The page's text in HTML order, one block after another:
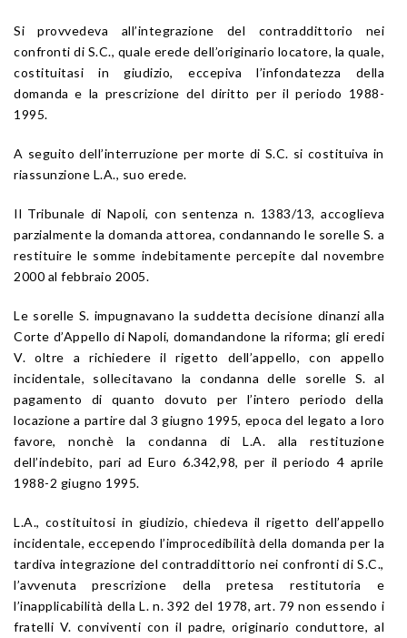
Si provvedeva all’integrazione del contraddittorio nei
confronti di S.C., quale erede dell’originario locatore, la quale,
costituitasi in giudizio, eccepiva l’infondatezza della
domanda e la prescrizione del diritto per il periodo 1988-
1995.
A seguito dell’interruzione per morte di S.C. si costituiva in
riassunzione L.A., suo erede.
Il Tribunale di Napoli, con sentenza n. 1383/13, accoglieva
parzialmente la domanda attorea, condannando le sorelle S. a
restituire le somme indebitamente percepite dal novembre
2000 al febbraio 2005.
Le sorelle S. impugnavano la suddetta decisione dinanzi alla
Corte d’Appello di Napoli, domandandone la riforma; gli eredi
V. oltre a richiedere il rigetto dell’appello, con appello
incidentale, sollecitavano la condanna delle sorelle S. al
pagamento di quanto dovuto per l’intero periodo della
locazione a partire dal 3 giugno 1995, epoca del legato a loro
favore, nonchè la condanna di L.A. alla restituzione
dell’indebito, pari ad Euro 6.342,98, per il periodo 4 aprile
1988-2 giugno 1995.
L.A., costituitosi in giudizio, chiedeva il rigetto dell’appello
incidentale, eccependo l’improcedibilità della domanda per la
tardiva integrazione del contraddittorio nei confronti di S.C.,
l’avvenuta prescrizione della pretesa restitutoria e
l’inapplicabilità della L. n. 392 del 1978, art. 79 non essendo i
fratelli V. conviventi con il padre, originario conduttore, al